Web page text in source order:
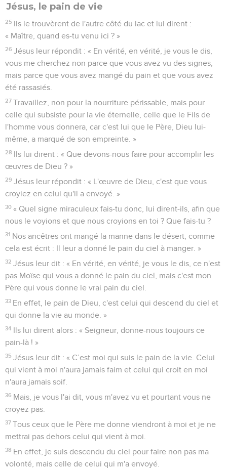
Jésus, le pain de vie
25 Ils le trouvèrent de l'autre côté du lac et lui dirent :
« Maître, quand es-tu venu ici ? »
26 Jésus leur répondit : « En vérité, en vérité, je vous le dis,
vous me cherchez non parce que vous avez vu des signes,
mais parce que vous avez mangé du pain et que vous avez
été rassasiés.
27 Travaillez, non pour la nourriture périssable, mais pour
celle qui subsiste pour la vie éternelle, celle que le Fils de
l'homme vous donnera, car c'est lui que le Père, Dieu lui-
même, a marqué de son empreinte. »
28 Ils lui dirent : « Que devons-nous faire pour accomplir les
œuvres de Dieu ? »
29 Jésus leur répondit : « L'œuvre de Dieu, c'est que vous
croyiez en celui qu'il a envoyé. »
30 « Quel signe miraculeux fais-tu donc, lui dirent-ils, afin que
nous le voyions et que nous croyions en toi ? Que fais-tu ?
31 Nos ancêtres ont mangé la manne dans le désert, comme
cela est écrit : Il leur a donné le pain du ciel à manger. »
32 Jésus leur dit : « En vérité, en vérité, je vous le dis, ce n'est
pas Moïse qui vous a donné le pain du ciel, mais c'est mon
Père qui vous donne le vrai pain du ciel.
33 En effet, le pain de Dieu, c'est celui qui descend du ciel et
qui donne la vie au monde. »
34 Ils lui dirent alors : « Seigneur, donne-nous toujours ce
pain-là ! »
35 Jésus leur dit : « C’est moi qui suis le pain de la vie. Celui
qui vient à moi n'aura jamais faim et celui qui croit en moi
n'aura jamais soif.
36 Mais, je vous l'ai dit, vous m'avez vu et pourtant vous ne
croyez pas.
37 Tous ceux que le Père me donne viendront à moi et je ne
mettrai pas dehors celui qui vient à moi.
38 En effet, je suis descendu du ciel pour faire non pas ma
volonté, mais celle de celui qui m'a envoyé.